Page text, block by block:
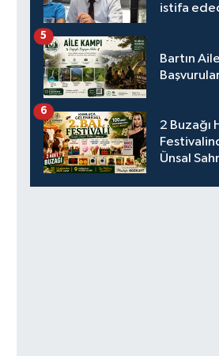
istifa
Bartın
5
2 Buzağı
Ünsal
6